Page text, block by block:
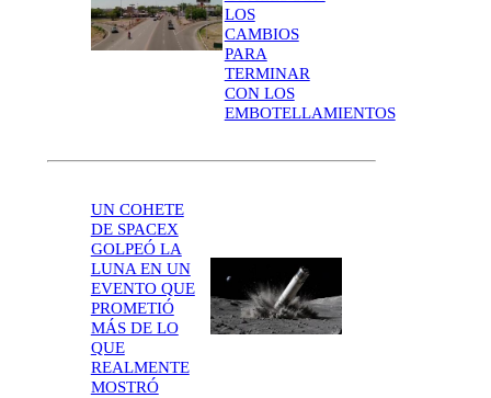
LOS
CAMBIOS
PARA
TERMINAR
CON LOS
EMBOTELLAMIENTOS
UN COHETE
DE SPACEX
GOLPEÓ LA
LUNA EN UN
EVENTO QUE
PROMETIÓ
MÁS DE LO
QUE
REALMENTE
MOSTRÓ